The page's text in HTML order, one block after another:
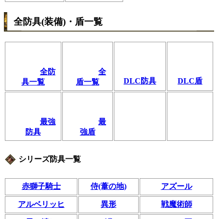
全防具(装備)・盾一覧
全防
具一覧
全
盾一覧
DLC防具 DLC盾
最強
防具
最
強盾
シリーズ防具一覧
赤獅子騎士 侍(葦の地) アズール
アルベリッヒ 異形 戦魔術師